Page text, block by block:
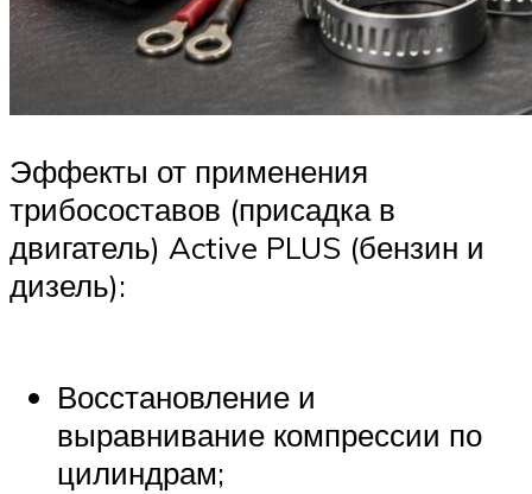
Эффекты от применения
трибосоставов (присадка в
двигатель) Active PLUS (бензин и
дизель):
Восстановление и
выравнивание компрессии по
цилиндрам;